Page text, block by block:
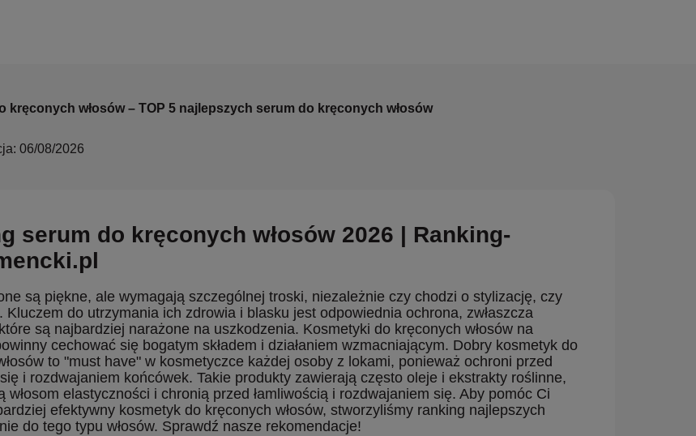
kręconych włosów – TOP 5 najlepszych serum do kręconych włosów
06/08/2026
serum do kręconych włosów 2026 | Ranking-
są piękne, ale wymagają szczególnej troski, niezależnie czy chodzi o stylizację, czy
Kluczem do utrzymania ich zdrowia i blasku jest odpowiednia ochrona, zwłaszcza
są najbardziej narażone na uszkodzenia. Kosmetyki do kręconych włosów na
cechować się bogatym składem i działaniem wzmacniającym. Dobry kosmetyk do
to "must have" w kosmetyczce każdej osoby z lokami, ponieważ ochroni przed
i rozdwajaniem końcówek. Takie produkty zawierają często oleje i ekstrakty roślinne,
włosom elastyczności i chronią przed łamliwością i rozdwajaniem się. Aby pomóc Ci
efektywny kosmetyk do kręconych włosów, stworzyliśmy ranking najlepszych
do tego typu włosów. Sprawdź nasze rekomendacje!